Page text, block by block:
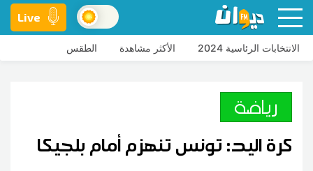
Live
الانتخابات الرئاسية 2024 الأكثر مشاهدة الطقس
رياضة
كرة اليد: تونس تنهزم أمام بلجيكا